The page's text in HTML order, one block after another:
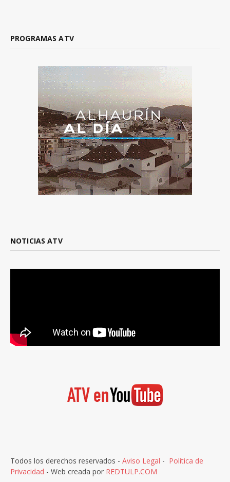
PROGRAMAS ATV
NOTICIAS ATV
Todos los derechos reservados - Aviso Legal - Política de
Privacidad - Web creada por REDTULP.COM